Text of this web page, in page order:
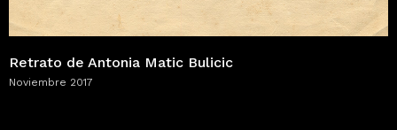
Retrato de Antonia Matic Bulicic
Noviembre 2017